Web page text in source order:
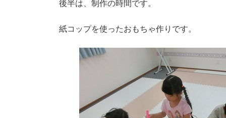
後半は、制作の時間です。
紙コップを使ったおもちゃ作りです。